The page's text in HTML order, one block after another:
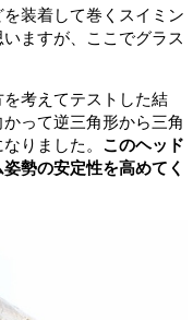
装着して巻くスイミン
ますが、ここでグラス
考えてテストした結
って逆三角形から三角
りました。 このヘッド
勢の安定性を高めてく